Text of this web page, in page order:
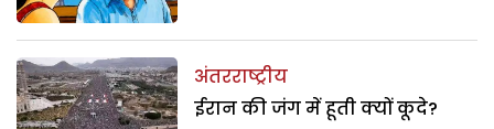
अंतरराष्ट्रीय
ईरान की जंग में हूती क्यों कूदे?